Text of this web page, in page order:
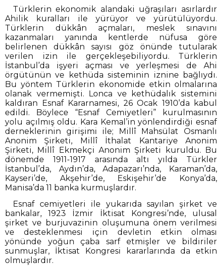
Türklerin ekonomik alandaki uğraşıları asırlardır
Ahilik kuralları ile yürüyor ve yürütülüyordu.
Türklerin dükkân açmaları, meslek sınavını
kazanmaları yanında kentlerde nüfusa göre
belirlenen dükkân sayısı göz önünde tutularak
verilen izin ile gerçekleşebiliyordu. Türklerin
İstanbul’da işyeri açması ve yerleşmesi de Ahi
örgütünün ve kethüda sisteminin iznine bağlıydı.
Bu yöntem Türklerin ekonomide etkin olmalarına
olanak vermemişti. Lonca ve kethüdalık sistemini
kaldıran Esnaf Kararnamesi, 26 Ocak 1910’da kabul
edildi. Böylece “Esnaf Cemiyetleri” kurulmasının
yolu açılmış oldu. Kara Kemal’in yönlendirdiği esnaf
derneklerinin girişimi ile; Millî Mahsülat Osmanlı
Anonim Şirketi, Millî İthalat Kantariye Anonim
Şirketi, Millî Ekmekçi Anonim Şirketi kuruldu. Bu
dönemde 1911-1917 arasında altı yılda Türkler
İstanbul’da, Aydın’da, Adapazarı’nda, Karaman’da,
Kayseri’de, Akşehir’de, Eskişehir’de Konya’da,
Manisa’da 11 banka kurmuşlardır.
Esnaf cemiyetleri ile yukarıda sayılan şirket ve
bankalar, 1923 İzmir İktisat Kongresi’nde, ulusal
şirket ve burjuvazinin oluşumuna önem verilmesi
ve desteklenmesi için devletin etkin olması
yönünde yoğun çaba sarf etmişler ve bildiriler
sunmuşlar, İktisat Kongresi kararlarında da etkin
olmuşlardır.